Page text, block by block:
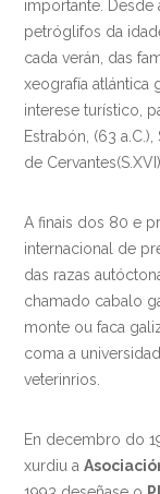
importante. Desde
petróglifos da
cada verán, das
xeografía atlántica
interese turístico,
Estrabón, (63
de
A finais dos 80 e
internacional de
das razas
chamado cabalo
monte ou faca
coma a
veterinrios.
En decembro do
xurdiu a